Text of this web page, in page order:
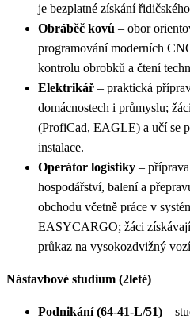
je bezplatné získání
Obráběč kovů – obor
programování moderních
kontrolu obrobků a čtení
Elektrikář – praktická
domácnostech i průmyslu;
(ProfiCad, EAGLE) a učí se
instalace.
Operátor logistiky –
hospodářství, balení a
obchodu včetně práce v
EASYCARGO; žáci
průkaz na vysokozdvižný
Nástavbové studium (2leté)
Podnikání (64-41-L/51) –